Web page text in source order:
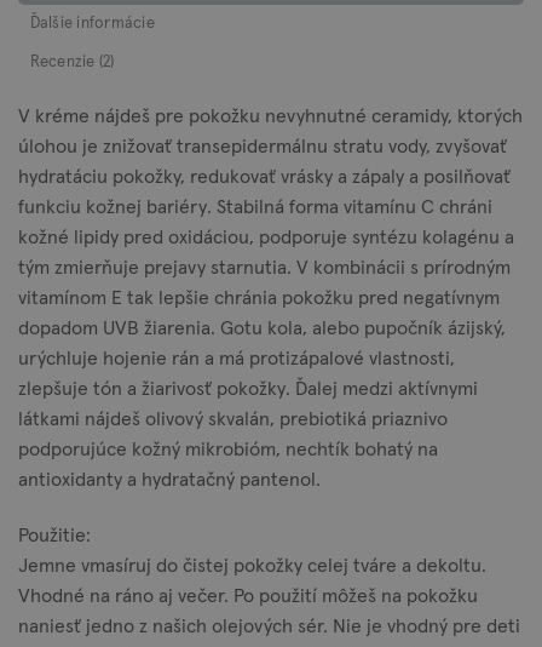
Ďalšie informácie
Recenzie (2)
V kréme nájdeš pre pokožku nevyhnutné ceramidy, ktorých
úlohou je znižovať transepidermálnu stratu vody, zvyšovať
hydratáciu pokožky, redukovať vrásky a zápaly a posilňovať
funkciu kožnej bariéry. Stabilná forma vitamínu C chráni
kožné lipidy pred oxidáciou, podporuje syntézu kolagénu a
tým zmierňuje prejavy starnutia. V kombinácii s prírodným
vitamínom E tak lepšie chránia pokožku pred negatívnym
dopadom UVB žiarenia. Gotu kola, alebo pupočník ázijský,
urýchluje hojenie rán a má protizápalové vlastnosti,
zlepšuje tón a žiarivosť pokožky. Ďalej medzi aktívnymi
látkami nájdeš olivový skvalán, prebiotiká priaznivo
podporujúce kožný mikrobióm, nechtík bohatý na
antioxidanty a hydratačný pantenol.
Použitie:
Jemne vmasíruj do čistej pokožky celej tváre a dekoltu.
Vhodné na ráno aj večer. Po použití môžeš na pokožku
naniesť jedno z našich olejových sér. Nie je vhodný pre deti